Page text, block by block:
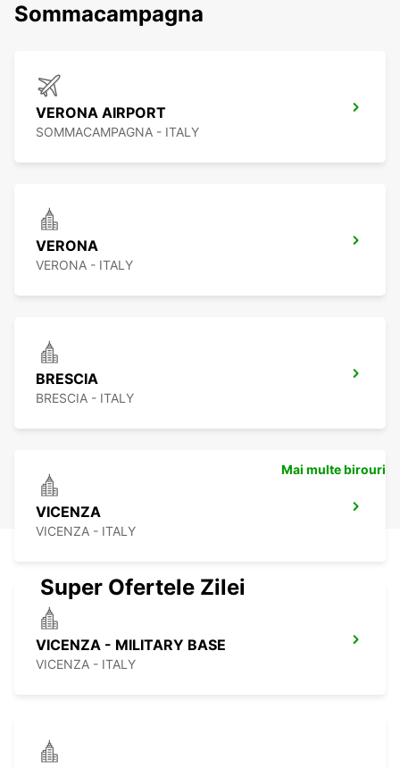
Sommacampagna
VERONA AIRPORT
SOMMACAMPAGNA - ITALY
VERONA
VERONA - ITALY
BRESCIA
BRESCIA - ITALY
VICENZA
VICENZA - ITALY
VICENZA - MILITARY BASE
VICENZA - ITALY
Mai multe birouri
Super Ofertele Zilei